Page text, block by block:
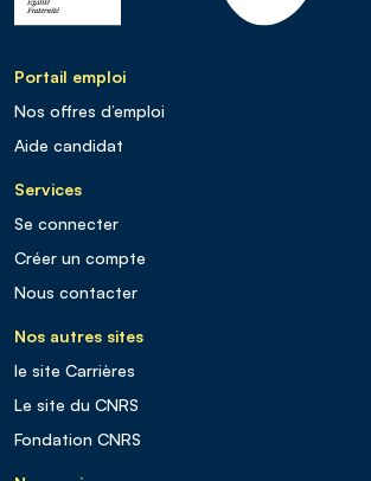
Portail emploi
Nos offres d’emploi
Aide candidat
Services
Se connecter
Créer un compte
Nous contacter
Nos autres sites
le site Carrières
Le site du CNRS
Fondation CNRS